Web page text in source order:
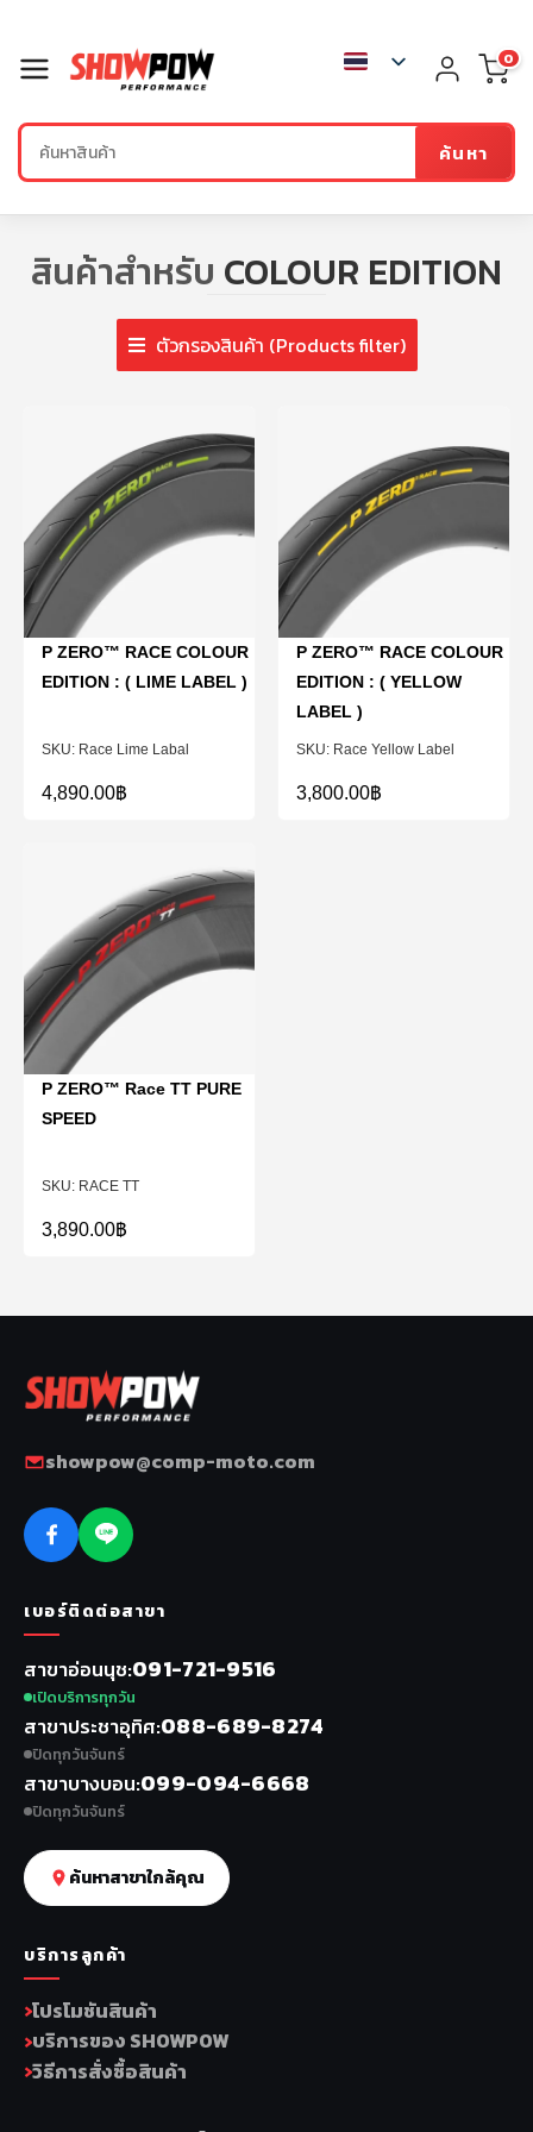
ค้นหา
0
สินค้าสำหรับ COLOUR EDITION
ตัวกรองสินค้า (Products filter)
Race Lime Labal
P ZERO™ RACE COLOUR
EDITION : ( LIME LABEL )
4,890.00฿
Race Yellow Label
P ZERO™ RACE COLOUR
EDITION : ( YELLOW
LABEL )
3,800.00฿
RACE TT
P ZERO™ Race TT PURE
SPEED
3,890.00฿
showpow@comp-moto.com
เบอร์ติดต่อสาขา
สาขาอ่อนนุช 091-721-9516
เปิดบริการทุกวัน
สาขาประชาอุทิศ 088-689-8274
ปิดทุกวันจันทร์
สาขาบางบอน 099-094-6668
ปิดทุกวันจันทร์
ค้นหาสาขาใกล้คุณ
บริการลูกค้า
โปรโมชันสินค้า
บริการของ SHOWPOW
วิธีการสั่งซื้อสินค้า